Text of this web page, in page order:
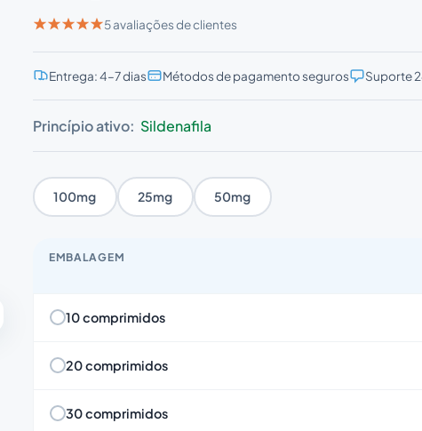
5 avaliações de clientes
Entrega: 4–7 dias Métodos de pagamento seguros Suporte
Princípio ativo: Sildenafila
100mg 25mg 50mg
EMBALAGEM
10 comprimidos
20 comprimidos
30 comprimidos